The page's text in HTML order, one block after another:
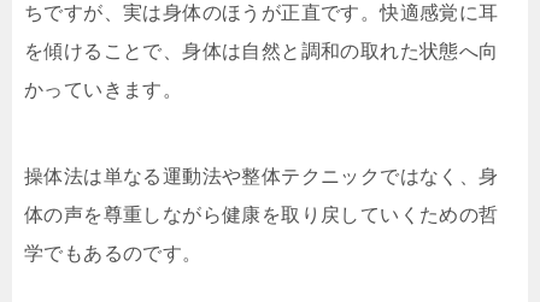
ちですが、実は身体のほうが正直です。快適感覚に耳
を傾けることで、身体は自然と調和の取れた状態へ向
かっていきます。
操体法は単なる運動法や整体テクニックではなく、身
体の声を尊重しながら健康を取り戻していくための哲
学でもあるのです。